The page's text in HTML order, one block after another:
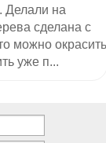
Делали на
сделана с
можно окрасить
уже п...